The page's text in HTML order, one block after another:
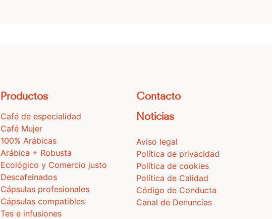
Productos
Café de especialidad
Café Mujer
100% Arábicas
Arábica + Robusta
Ecológico y Comercio justo
Descafeinados
Cápsulas profesionales
Cápsulas compatibles
Tes e infusiones
Contacto
Noticias
Aviso legal
Política de privacidad
Política de cookies
Política de Calidad
Código de Conducta
Canal de Denuncias